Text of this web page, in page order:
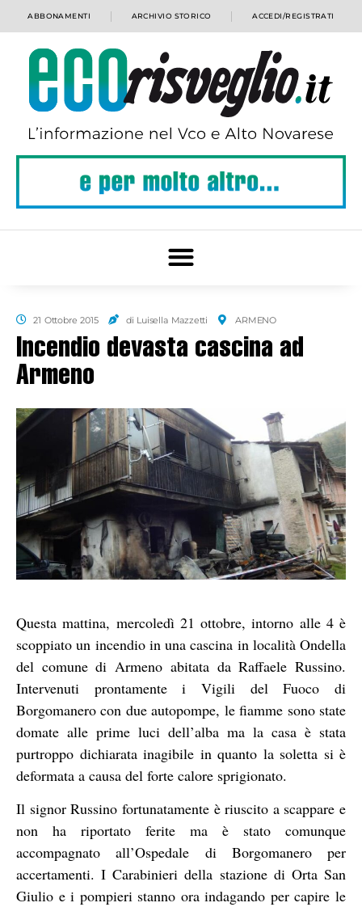
ABBONAMENTI ARCHIVIO STORICO ACCEDI/REGISTRATI
21 Ottobre 2015 di Luisella Mazzetti ARMENO
Incendio devasta cascina ad
Armeno
Questa mattina, mercoledì 21 ottobre, intorno alle 4 è
scoppiato un incendio in una cascina in località Ondella
del comune di Armeno abitata da Raffaele Russino.
Intervenuti prontamente i Vigili del Fuoco di
Borgomanero con due autopompe, le fiamme sono state
domate alle prime luci dell’alba ma la casa è stata
purtroppo dichiarata inagibile in quanto la soletta si è
deformata a causa del forte calore sprigionato.
Il signor Russino fortunatamente è riuscito a scappare e
non ha riportato ferite ma è stato comunque
accompagnato all’Ospedale di Borgomanero per
accertamenti. I Carabinieri della stazione di Orta San
Giulio e i pompieri stanno ora indagando per capire le